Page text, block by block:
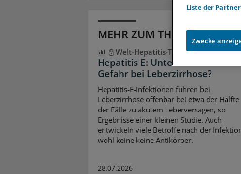
MEHR ZUM THEMA
Welt-Hepatitis-Tag
Hepatitis E: Unterschätzte
Gefahr bei Leberzirrhose?
Hepatitis-E-Infektionen führen bei
Leberzirrhose offenbar bei etwa der Hälfte
der Fälle zu akutem Leberversagen, so
Ergebnisse einer kleinen Studie. Auch
entwickeln viele Betroffe nach der
wohl keine keine Antikörper.
28.07.2026
Liste der
Zwecke